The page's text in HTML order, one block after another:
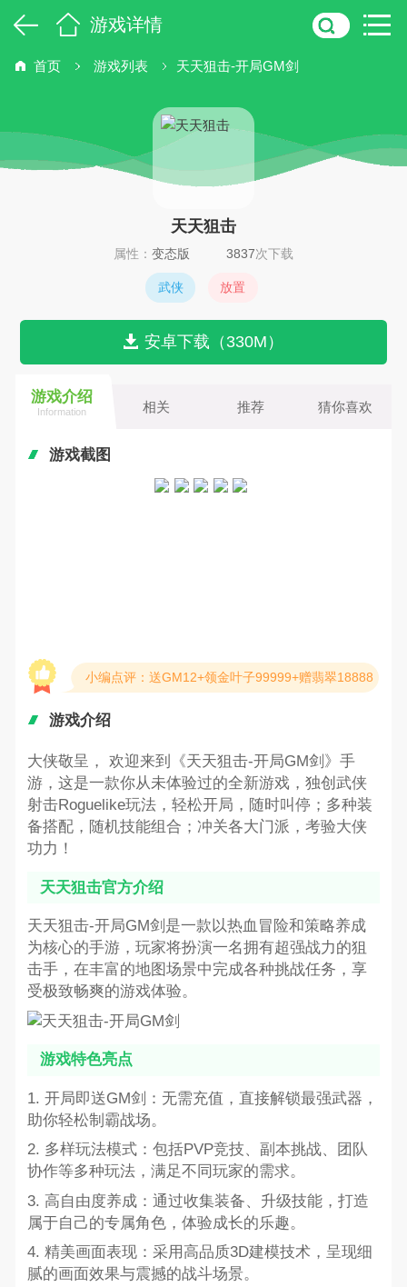
游戏详情
首页 游戏列表 天天狙击-开局GM剑
天天狙击
属性： 变态版 3837次下载
武侠 放置
安卓下载（330M）
游戏介绍
Information 相关 推荐 猜你喜欢
游戏截图
小编点评：送GM12+领金叶子99999+赠翡翠18888
游戏介绍
大侠敬呈， 欢迎来到《天天狙击-开局GM剑》手
游，这是一款你从未体验过的全新游戏，独创武侠
射击Roguelike玩法，轻松开局，随时叫停；多种装
备搭配，随机技能组合；冲关各大门派，考验大侠
功力！
天天狙击官方介绍
天天狙击-开局GM剑是一款以热血冒险和策略养成
为核心的手游，玩家将扮演一名拥有超强战力的狙
击手，在丰富的地图场景中完成各种挑战任务，享
受极致畅爽的游戏体验。
游戏特色亮点
1. 开局即送GM剑：无需充值，直接解锁最强武器，
助你轻松制霸战场。
2. 多样玩法模式：包括PVP竞技、副本挑战、团队
协作等多种玩法，满足不同玩家的需求。
3. 高自由度养成：通过收集装备、升级技能，打造
属于自己的专属角色，体验成长的乐趣。
4. 精美画面表现：采用高品质3D建模技术，呈现细
腻的画面效果与震撼的战斗场景。